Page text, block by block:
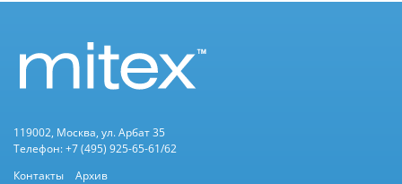
119002, Москва, ул. Арбат 35
Телефон: +7 (495) 925-65-61/62
Контакты
Архив